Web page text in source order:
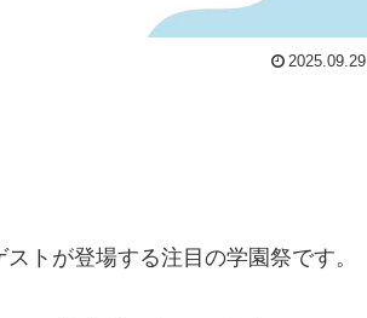
2025.09.29
トが登場する注目の学園祭です。